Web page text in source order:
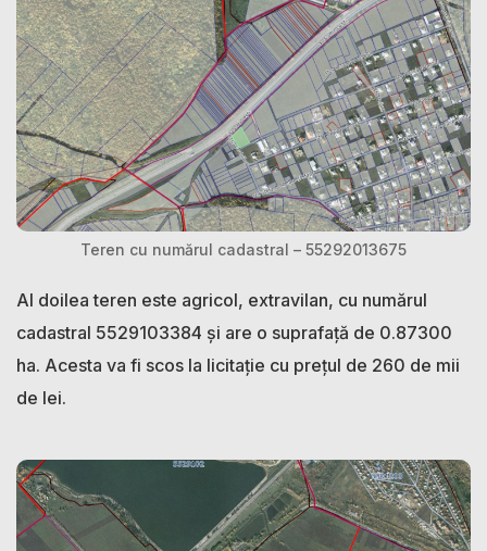
Teren cu numărul cadastral – 55292013675
Al doilea teren este agricol, extravilan, cu numărul
cadastral 5529103384 și are o suprafață de 0.87300
ha. Acesta va fi scos la licitație cu prețul de 260 de mii
de lei.